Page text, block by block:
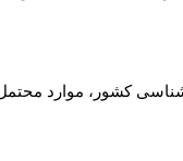
کشور، موارد محتمل